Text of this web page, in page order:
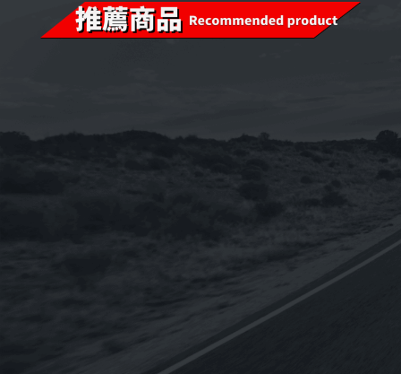
《CPC台灣中油-國光牌》
超優E9 15w-40適用DPF